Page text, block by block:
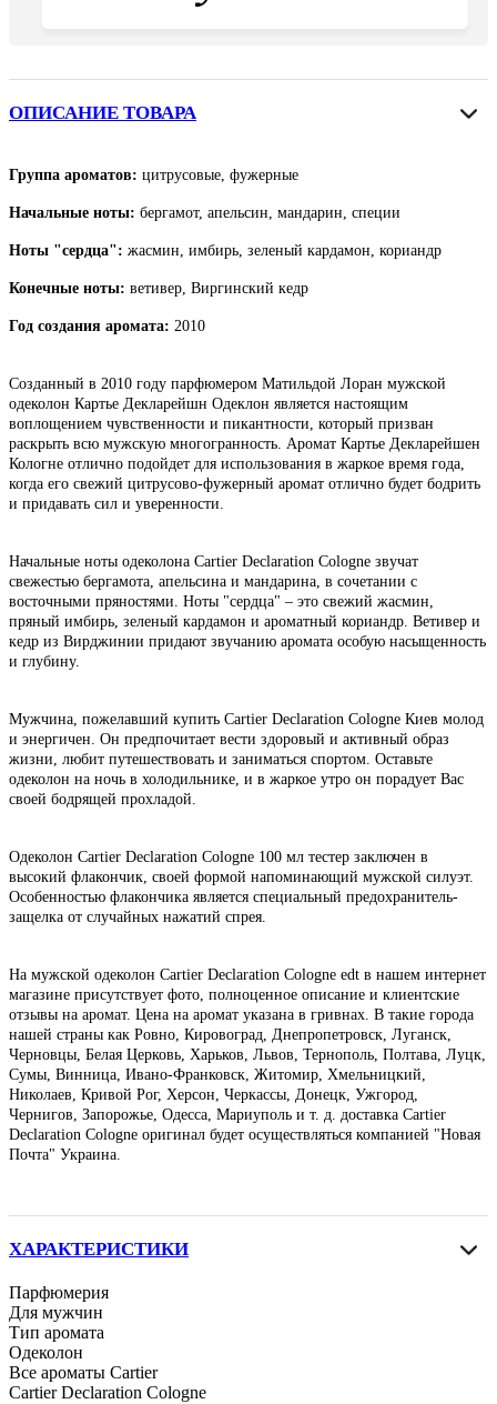
ОПИСАНИЕ ТОВАРА
Группа ароматов: цитрусовые, фужерные
Начальные ноты: бергамот, апельсин, мандарин, специи
Ноты "сердца": жасмин, имбирь, зеленый кардамон, кориандр
Конечные ноты: ветивер, Виргинский кедр
Год создания аромата: 2010
Созданный в 2010 году парфюмером Матильдой Лоран мужской
одеколон Картье Декларейшн Одеклон является настоящим
воплощением чувственности и пикантности, который призван
раскрыть всю мужскую многогранность. Аромат Картье Декларейшен
Кологне отлично подойдет для использования в жаркое время года,
когда его свежий цитрусово-фужерный аромат отлично будет бодрить
и придавать сил и уверенности.
Начальные ноты одеколона Cartier Declaration Cologne звучат
свежестью бергамота, апельсина и мандарина, в сочетании с
восточными пряностями. Ноты "сердца" – это свежий жасмин,
пряный имбирь, зеленый кардамон и ароматный кориандр. Ветивер и
кедр из Вирджинии придают звучанию аромата особую насыщенность
и глубину.
Мужчина, пожелавший купить Cartier Declaration Cologne Киев молод
и энергичен. Он предпочитает вести здоровый и активный образ
жизни, любит путешествовать и заниматься спортом. Оставьте
одеколон на ночь в холодильнике, и в жаркое утро он порадует Вас
своей бодрящей прохладой.
Одеколон Cartier Declaration Cologne 100 мл тестер заключен в
высокий флакончик, своей формой напоминающий мужской силуэт.
Особенностью флакончика является специальный предохранитель-
защелка от случайных нажатий спрея.
На мужской одеколон Cartier Declaration Cologne edt в нашем интернет
магазине присутствует фото, полноценное описание и клиентские
отзывы на аромат. Цена на аромат указана в гривнах. В такие города
нашей страны как Ровно, Кировоград, Днепропетровск, Луганск,
Черновцы, Белая Церковь, Харьков, Львов, Тернополь, Полтава, Луцк,
Сумы, Винница, Ивано-Франковск, Житомир, Хмельницкий,
Николаев, Кривой Рог, Херсон, Черкассы, Донецк, Ужгород,
Чернигов, Запорожье, Одесса, Мариуполь и т. д. доставка Cartier
Declaration Cologne оригинал будет осуществляться компанией "Новая
Почта" Украина.
ХАРАКТЕРИСТИКИ
Парфюмерия
Для мужчин
Тип аромата
Одеколон
Все ароматы Cartier
Cartier Declaration Cologne